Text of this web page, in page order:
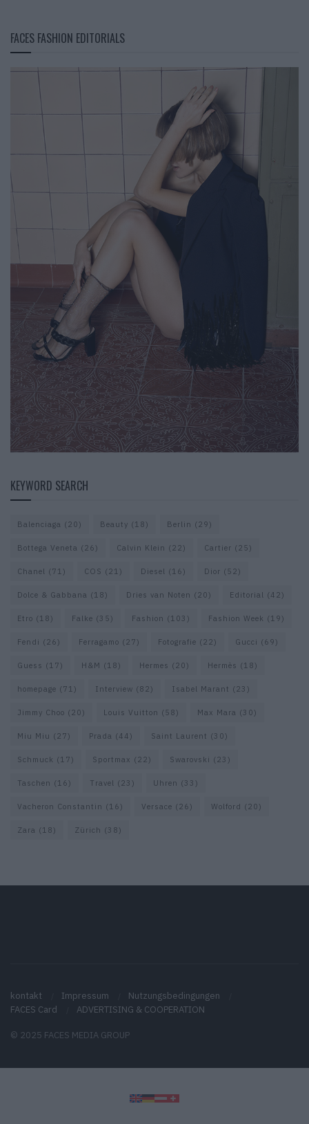
FACES FASHION EDITORIALS
KEYWORD SEARCH
Balenciaga (20) Beauty (18) Berlin (29)
Bottega Veneta (26) Calvin Klein (22) Cartier (25)
Chanel (71) COS (21) Diesel (16) Dior (52)
Dolce & Gabbana (18) Dries van Noten (20) Editorial (42)
Etro (18) Falke (35) Fashion (103) Fashion Week (19)
Fendi (26) Ferragamo (27) Fotografie (22) Gucci (69)
Guess (17) H&M (18) Hermes (20) Hermès (18)
homepage (71) Interview (82) Isabel Marant (23)
Jimmy Choo (20) Louis Vuitton (58) Max Mara (30)
Miu Miu (27) Prada (44) Saint Laurent (30)
Schmuck (17) Sportmax (22) Swarovski (23)
Taschen (16) Travel (23) Uhren (33)
Vacheron Constantin (16) Versace (26) Wolford (20)
Zara (18) Zürich (38)
kontakt Impressum
Nutzungsbedingungen
FACES Card
ADVERTISING & COOPERATION
© 2025 FACES MEDIA GROUP